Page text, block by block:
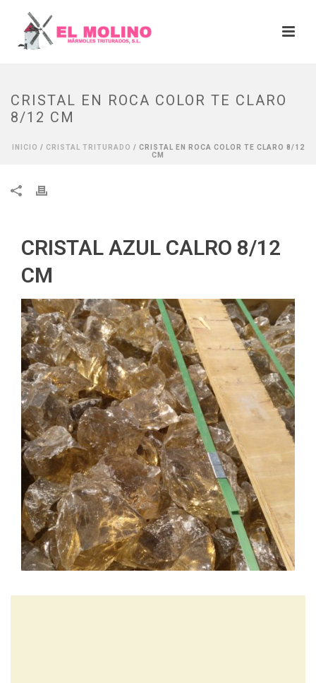
CRISTAL EN ROCA COLOR TE CLARO
8/12 CM
INICIO / CRISTAL TRITURADO / CRISTAL EN ROCA COLOR TE CLARO 8/12
CM
CRISTAL AZUL CALRO 8/12
CM